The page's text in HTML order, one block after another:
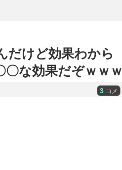
だけど効果わから
な効果だぞｗｗｗ
3 コメ